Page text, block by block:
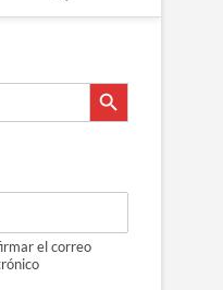
Botón de búsqueda
el correo